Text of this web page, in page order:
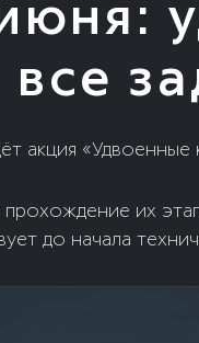
акция «Удвоенные
их
до начала